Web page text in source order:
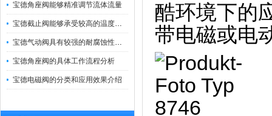
宝德角座阀能够精准调节流体流量
宝德截止阀能够承受较高的温度和压力
宝德气动阀具有较强的耐腐蚀性和抗震性
宝德角座阀的具体工作流程分析
宝德电磁阀的分类和应用效果介绍
酷环境下的
带电磁或电